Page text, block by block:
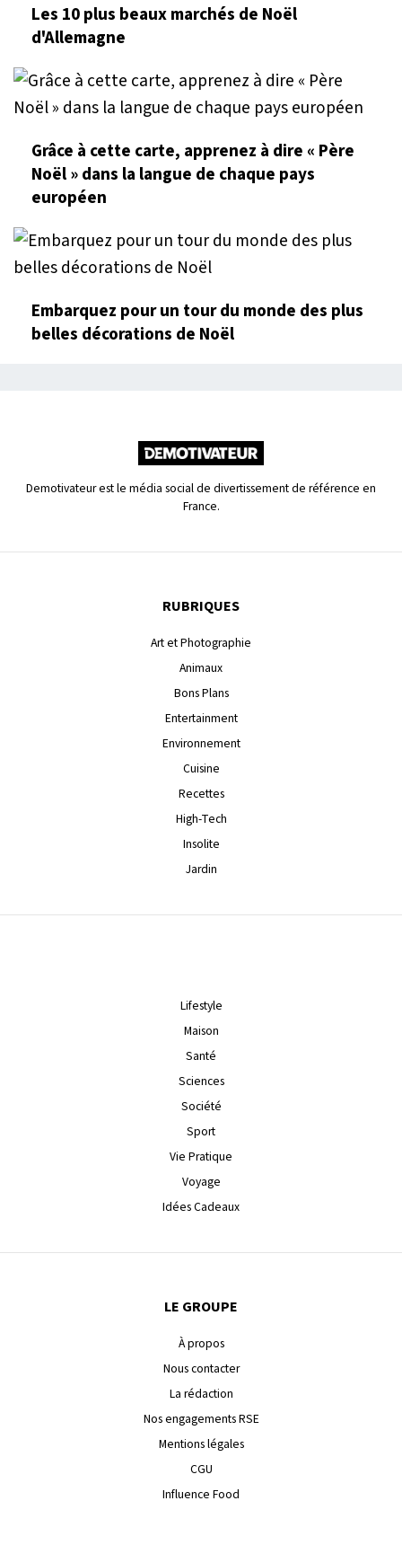
Les 10 plus beaux marchés de Noël
d'Allemagne
Grâce à cette carte, apprenez à dire « Père
Noël » dans la langue de chaque pays
européen
Embarquez pour un tour du monde des plus
belles décorations de Noël
Demotivateur est le média social de divertissement de référence en
France.
RUBRIQUES
Art et Photographie
Animaux
Bons Plans
Entertainment
Environnement
Cuisine
Recettes
High-Tech
Insolite
Jardin
Lifestyle
Maison
Santé
Sciences
Société
Sport
Vie Pratique
Voyage
Idées Cadeaux
LE GROUPE
À propos
Nous contacter
La rédaction
Nos engagements RSE
Mentions légales
CGU
Influence Food